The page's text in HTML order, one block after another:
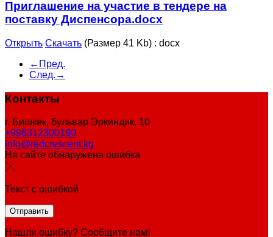
Приглашение на участие в тендере на
поставку Диспенсора.docx
Открыть Скачать (Размер 41 Kb) : docx
←Пред.
След.→
Контакты
г. Бишкек, бульвар Эркиндик, 10
+996312300190
info@redcrescent.kg
На сайте обнаружена ошибка
Текст с ошибкой
Нашли ошибку? Сообщите нам!